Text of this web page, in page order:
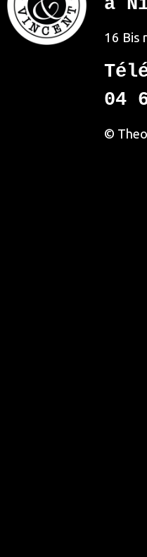
16 Bis
04
©